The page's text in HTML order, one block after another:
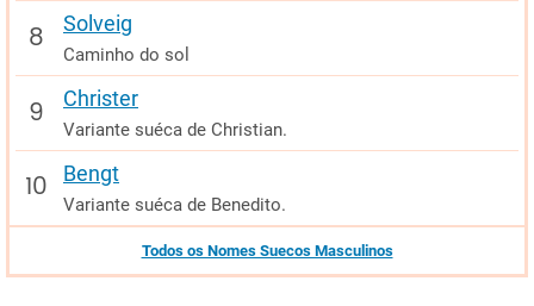
Solveig
Caminho do sol
Christer
Variante suéca de Christian.
Bengt
Variante suéca de Benedito.
Todos os Nomes Suecos Masculinos